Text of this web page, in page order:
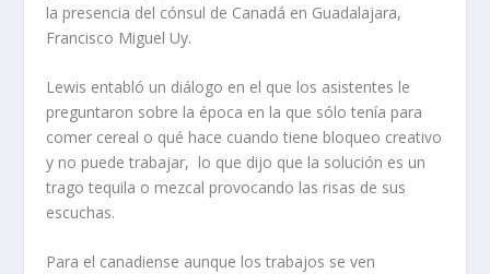
la presencia del cónsul de Canadá en Guadalajara,
Francisco Miguel Uy.
Lewis entabló un diálogo en el que los asistentes le
preguntaron sobre la época en la que sólo tenía para
comer cereal o qué hace cuando tiene bloqueo creativo
y no puede trabajar, lo que dijo que la solución es un
trago tequila o mezcal provocando las risas de sus
escuchas.
Para el canadiense aunque los trabajos se ven